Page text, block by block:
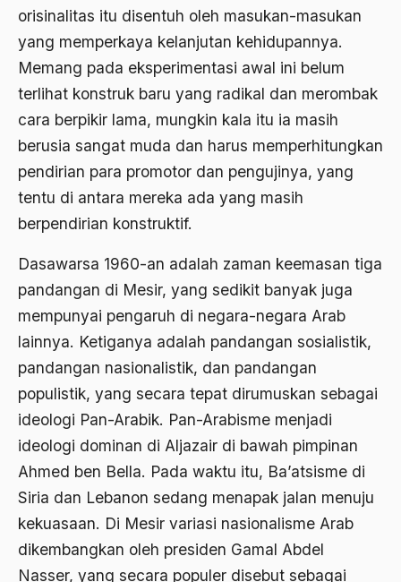
orisinalitas itu disentuh oleh masukan-masukan
yang memperkaya kelanjutan kehidupannya.
Memang pada eksperimentasi awal ini belum
terlihat konstruk baru yang radikal dan merombak
cara berpikir lama, mungkin kala itu ia masih
berusia sangat muda dan harus memperhitungkan
pendirian para promotor dan pengujinya, yang
tentu di antara mereka ada yang masih
berpendirian konstruktif.
Dasawarsa 1960-an adalah zaman keemasan tiga
pandangan di Mesir, yang sedikit banyak juga
mempunyai pengaruh di negara-negara Arab
lainnya. Ketiganya adalah pandangan sosialistik,
pandangan nasionalistik, dan pandangan
populistik, yang secara tepat dirumuskan sebagai
ideologi Pan-Arabik. Pan-Arabisme menjadi
ideologi dominan di Aljazair di bawah pimpinan
Ahmed ben Bella. Pada waktu itu, Ba’atsisme di
Siria dan Lebanon sedang menapak jalan menuju
kekuasaan. Di Mesir variasi nasionalisme Arab
dikembangkan oleh presiden Gamal Abdel
Nasser, yang secara populer disebut sebagai
1982
1981
1979
1978
1976
1974
1973
1972
1971
Adopsi
Adu Pinalti
Advisors
Aera-Europa
Afiliasi Kultural
Afrika
Afrika utara
agama
Agama & Negara
Agama Asli
Agama Asli Indonesia
Agama dan Negara
Agama dan negaraa
Agama dan Pemerintah
Agama dan Politik
Agama dan Praktis